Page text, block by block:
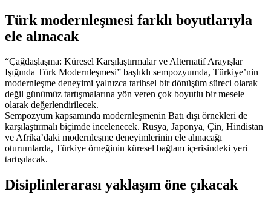
Türk modernleşmesi farklı boyutlarıyla
ele alınacak
“Çağdaşlaşma: Küresel Karşılaştırmalar ve Alternatif Arayışlar
Işığında Türk Modernleşmesi” başlıklı sempozyumda, Türkiye’nin
modernleşme deneyimi yalnızca tarihsel bir dönüşüm süreci olarak
değil günümüz tartışmalarına yön veren çok boyutlu bir mesele
olarak değerlendirilecek.
Sempozyum kapsamında modernleşmenin Batı dışı örnekleri de
karşılaştırmalı biçimde incelenecek. Rusya, Japonya, Çin, Hindistan
ve Afrika’daki modernleşme deneyimlerinin ele alınacağı
oturumlarda, Türkiye örneğinin küresel bağlam içerisindeki yeri
tartışılacak.
Disiplinlerarası yaklaşım öne çıkacak